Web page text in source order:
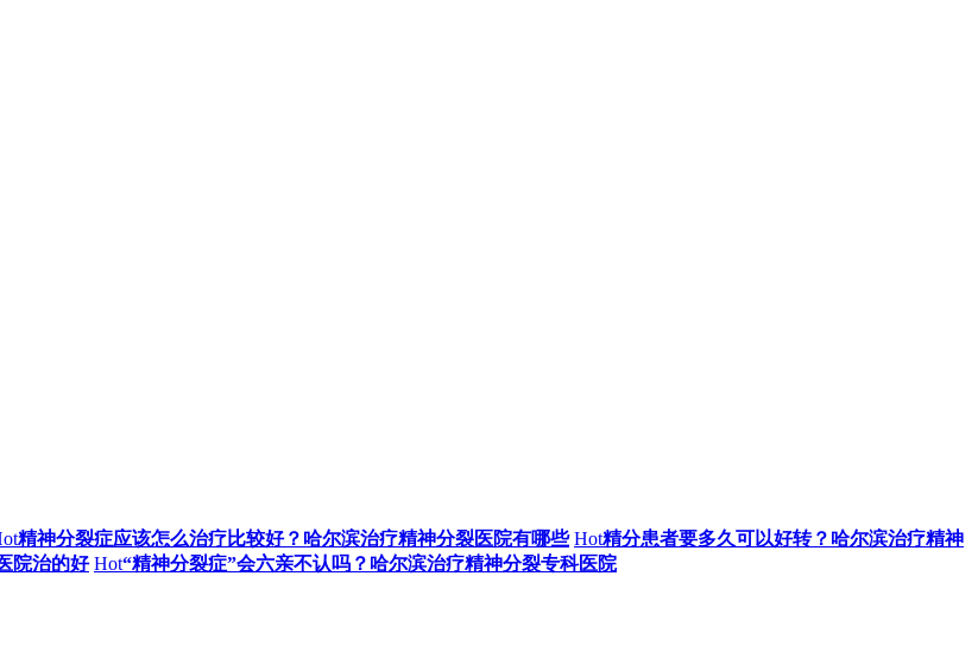
精神分裂症应该怎么治疗比较好？哈尔滨治疗精神分裂医院有哪些 Hot精分患者要多久可以好转？哈尔滨治疗精神
院治的好 Hot“精神分裂症”会六亲不认吗？哈尔滨治疗精神分裂专科医院